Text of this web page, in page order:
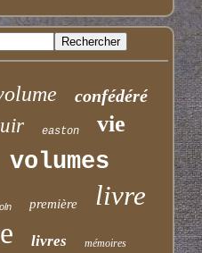
confédéré
easton vie
volumes
première livre
livres mémoires